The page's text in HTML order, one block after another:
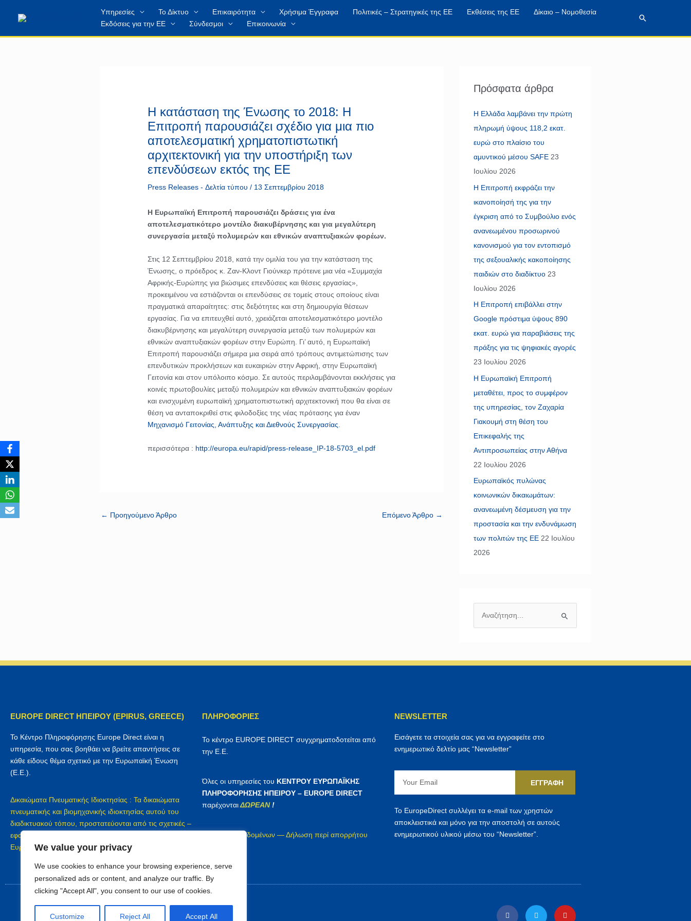
We value your privacy
We use cookies to enhance your browsing experience, serve
personalized ads or content, and analyze our traffic. By
clicking "Accept All", you consent to our use of cookies.
Customize Reject All Accept All
Υπηρεσίες Το Δίκτυο Επικαιρότητα Χρήσιμα Έγγραφα Πολιτικές – Στρατηγικές της ΕΕ Εκθέσεις της ΕΕ
Δίκαιο – Νομοθεσία
Εκδόσεις για την ΕΕ
Σύνδεσμοι Επικοινωνία
Αναζήτηση
Η κατάσταση της Ένωσης το 2018: Η
Επιτροπή παρουσιάζει σχέδιο για μια πιο
αποτελεσματική χρηματοπιστωτική
αρχιτεκτονική για την υποστήριξη των
επενδύσεων εκτός της ΕΕ
Press Releases - Δελτία τύπου / 13 Σεπτεμβρίου 2018
Η Ευρωπαϊκή Επιτροπή παρουσιάζει δράσεις για ένα
αποτελεσματικότερο μοντέλο διακυβέρνησης και για μεγαλύτερη
συνεργασία μεταξύ πολυμερών και εθνικών αναπτυξιακών φορέων.
Στις 12 Σεπτεμβρίου 2018, κατά την ομιλία του για την κατάσταση της
Ένωσης, ο πρόεδρος κ. Ζαν-Κλοντ Γιούνκερ πρότεινε μια νέα «Συμμαχία
Αφρικής-Ευρώπης για βιώσιμες επενδύσεις και θέσεις εργασίας»,
προκειμένου να εστιάζονται οι επενδύσεις σε τομείς στους οποίους είναι
πραγματικά απαραίτητες: στις δεξιότητες και στη δημιουργία θέσεων
εργασίας. Για να επιτευχθεί αυτό, χρειάζεται αποτελεσματικότερο μοντέλο
διακυβέρνησης και μεγαλύτερη συνεργασία μεταξύ των πολυμερών και
εθνικών αναπτυξιακών φορέων στην Ευρώπη. Γι’ αυτό, η Ευρωπαϊκή
Επιτροπή παρουσιάζει σήμερα μια σειρά από τρόπους αντιμετώπισης των
επενδυτικών προκλήσεων και ευκαιριών στην Αφρική, στην Ευρωπαϊκή
Γειτονία και στον υπόλοιπο κόσμο. Σε αυτούς περιλαμβάνονται εκκλήσεις για
κοινές πρωτοβουλίες μεταξύ πολυμερών και εθνικών αναπτυξιακών φορέων
και ενισχυμένη ευρωπαϊκή χρηματοπιστωτική αρχιτεκτονική που θα είναι σε
θέση να ανταποκριθεί στις φιλοδοξίες της νέας πρότασης για έναν
Μηχανισμό Γειτονίας, Ανάπτυξης και Διεθνούς Συνεργασίας
περισσότερα : http://europa.eu/rapid/press-release_IP-18-5703_el.pdf
← Προηγούμενο Άρθρο Επόμενο Άρθρο →
Πρόσφατα άρθρα
Η Ελλάδα λαμβάνει την πρώτη
πληρωμή ύψους 118,2 εκατ.
ευρώ στο πλαίσιο του
αμυντικού μέσου SAFE 23
Ιουλίου 2026
Η Επιτροπή εκφράζει την
ικανοποίησή της για την
έγκριση από το Συμβούλιο ενός
ανανεωμένου προσωρινού
κανονισμού για τον εντοπισμό
της σεξουαλικής κακοποίησης
παιδιών στο διαδίκτυο 23
Ιουλίου 2026
Η Επιτροπή επιβάλλει στην
Google πρόστιμα ύψους 890
εκατ. ευρώ για παραβιάσεις της
πράξης για τις ψηφιακές αγορές
23 Ιουλίου 2026
Η Ευρωπαϊκή Επιτροπή
μεταθέτει, προς το συμφέρον
της υπηρεσίας, τον Ζαχαρία
Γιακουμή στη θέση του
Επικεφαλής της
Αντιπροσωπείας στην Αθήνα
22 Ιουλίου 2026
Ευρωπαϊκός πυλώνας
κοινωνικών δικαιωμάτων:
ανανεωμένη δέσμευση για την
προστασία και την ενδυνάμωση
των πολιτών της ΕΕ 22 Ιουλίου
2026
ζ
γ
EUROPE DIRECT ΗΠΕΙΡΟΥ (EPIRUS, GREECE)
Το Κέντρο Πληροφόρησης Europe Direct είναι η
υπηρεσία, που σας βοηθάει να βρείτε απαντήσεις σε
κάθε είδους θέμα σχετικό με την Ευρωπαϊκή Ένωση
(Ε.Ε.).
Δικαιώματα Πνευματικής Ιδιοκτησίας : Τα δικαιώματα
πνευματικής και βιομηχανικής ιδιοκτησίας αυτού του
διαδικτυακού τόπου, προστατεύονται από τις σχετικές –
εφαρμοζόμενες διατάξεις του Ελληνικού δικαίου, του
Ευρωπαϊκού δικαίου και των διεθνών συμβάσεων
ΠΛΗΡΟΦΟΡΊΕΣ
Το κέντρο EUROPE DIRECT συγχρηματοδοτείται από
την Ε.Ε.
Όλες οι υπηρεσίες του ΚΕΝΤΡΟΥ ΕΥΡΩΠΑΪΚΗΣ
ΠΛΗΡΟΦΟΡΗΣΗΣ ΗΠΕΙΡΟΥ – EUROPE DIRECT
παρέχονταιΔΩΡΕΑΝ!
Προστασία δεδομένων — Δήλωση περί απορρήτου
NEWSLETTER
Εισάγετε τα στοιχεία σας για να εγγραφείτε στο
ενημερωτικό δελτίο μας “Newsletter”
ΕΓΓΡΑΦΉ
Το EuropeDirect συλλέγει τα e-mail των χρηστών
αποκλειστικά και μόνο για την αποστολή σε αυτούς
ενημερωτικού υλικού μέσω του “Newsletter”.
F
a
T
w
Y
o